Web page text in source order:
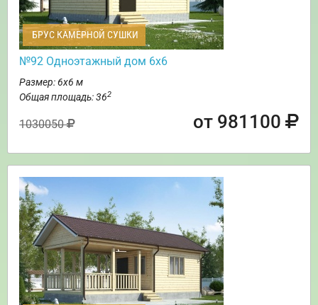
БРУС КАМЕРНОЙ СУШКИ
№92 Одноэтажный дом 6х6
Размер: 6х6 м
Общая площадь: 362
1030050 от 981100